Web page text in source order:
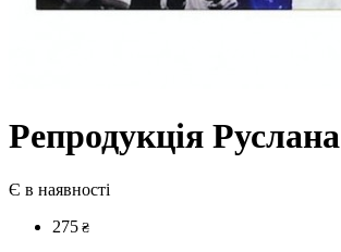
Репродукція Руслана
Є в наявності
275 ₴